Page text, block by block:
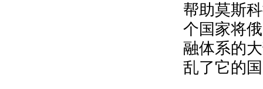
帮助莫斯
个国家将
融体系的
乱了它的